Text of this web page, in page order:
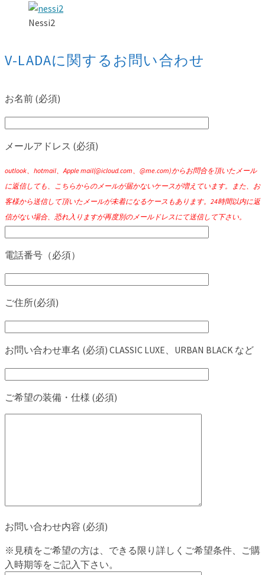
Nessi2
V-LADAに関するお問い合わせ
お名前 (必須)
メールアドレス (必須)
outlook、hotmail、Apple mail(@icloud.com、@me.com)からお問合を頂いたメール
に返信しても、こちらからのメールが届かないケースが増えています。また、お
客様から送信して頂いたメールが未着になるケースもあります。24時間以内に返
信がない場合、恐れ入りますが再度別のメールドレスにて送信して下さい。
電話番号（必須）
ご住所(必須)
お問い合わせ車名 (必須) CLASSIC LUXE、URBAN BLACK など
ご希望の装備・仕様 (必須)
お問い合わせ内容 (必須)
※見積をご希望の方は、できる限り詳しくご希望条件、ご購
入時期等をご記入下さい。